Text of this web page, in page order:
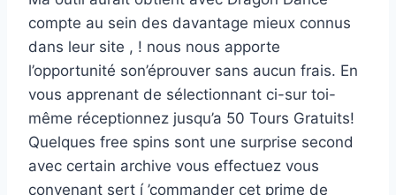
compte au sein des davantage mieux connus
dans leur site , ! nous nous apporte
l’opportunité son’éprouver sans aucun frais. En
vous apprenant de sélectionnant ci-sur toi-
même réceptionnez jusqu’a 50 Tours Gratuits!
Quelques free spins sont une surprise second
avec certain archive vous effectuez vous
convenant sert í ’commander cet prime de